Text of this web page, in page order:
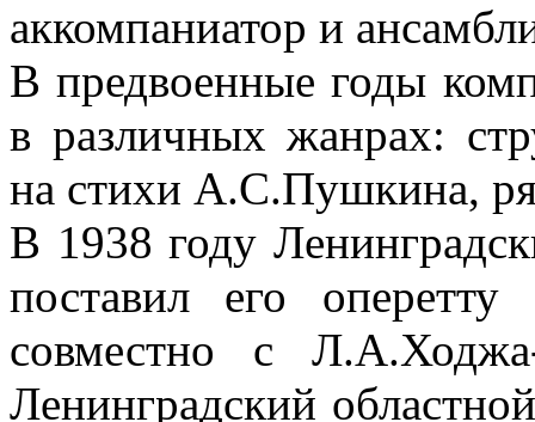
аккомпаниатор и
В предвоенные годы
в различных жанрах:
на стихи А.С.Пушкина,
В 1938 году
поставил его
совместно с
Ленинградский